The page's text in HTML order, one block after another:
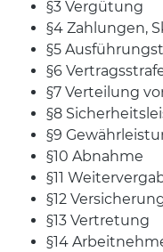
§3 Vergütung
§4 Zahlungen,
§5
§6
§7 Verteilung
§8
§9
§10 Abnahme
§11
§12
§13 Vertretung
§14